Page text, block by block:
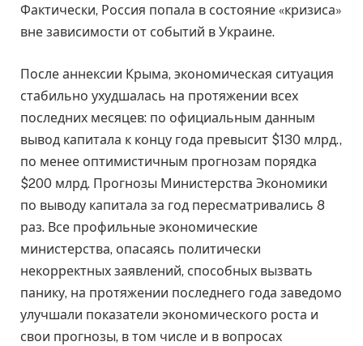
Фактически, Россия попала в состояние «кризиса»
вне зависимости от событий в Украине.
После аннексии Крыма, экономическая ситуация
стабильно ухудшалась на протяжении всех
последних месяцев: по официальным данным
вывод капитала к концу года превысит $130 млрд.,
по менее оптимистичным прогнозам порядка
$200 млрд. Прогнозы Министерства Экономики
по выводу капитала за год пересматривались 8
раз. Все профильные экономические
министерства, опасаясь политически
некорректных заявлений, способных вызвать
панику, на протяжении последнего года заведомо
улучшали показатели экономического роста и
свои прогнозы, в том числе и в вопросах